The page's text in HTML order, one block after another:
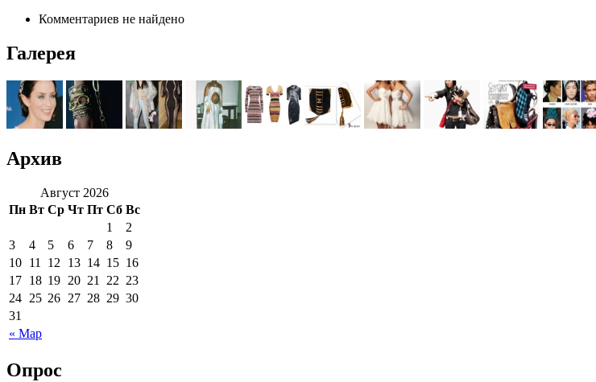
Комментариев не найдено
Галерея
Архив
Август 2026
Пн Вт Ср Чт Пт Сб Вс
« Мар
1
2
3
4 5 6 7 8
9
10 11 12 13 14 15 16
17 18 19 20 21 22 23
24 25 26 27 28 29 30
31
Опрос